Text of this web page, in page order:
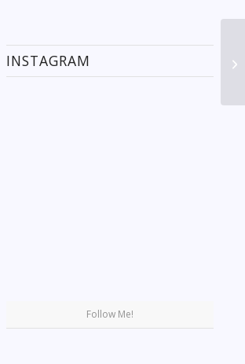
INSTAGRAM
Follow Me!